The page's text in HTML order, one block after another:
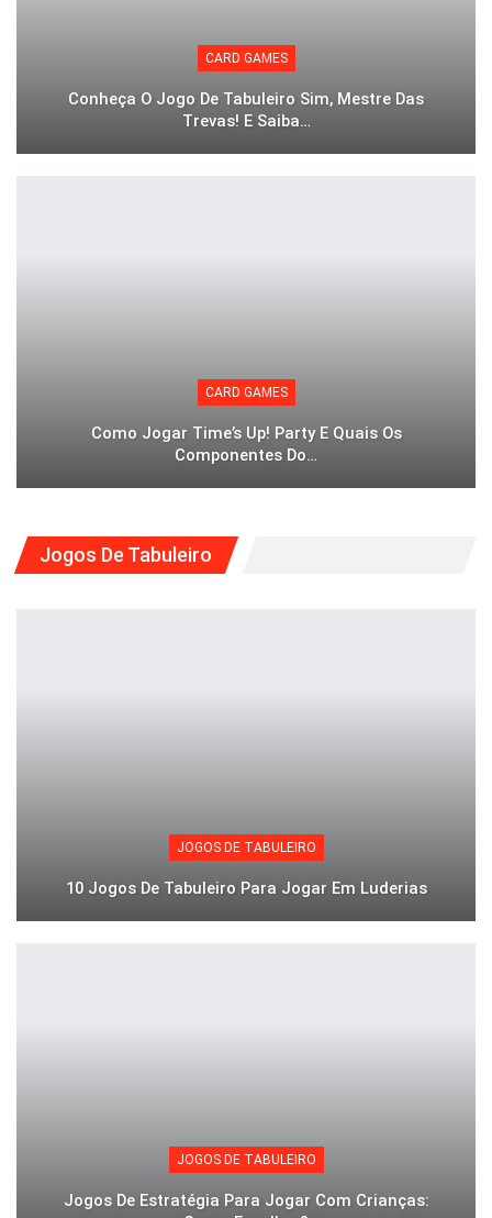
CARD GAMES
Conheça O Jogo De Tabuleiro Sim, Mestre Das
Trevas! E Saiba…
CARD GAMES
Como Jogar Time’s Up! Party E Quais Os
Componentes Do…
Jogos De Tabuleiro
JOGOS DE TABULEIRO
10 Jogos De Tabuleiro Para Jogar Em Luderias
JOGOS DE TABULEIRO
Jogos De Estratégia Para Jogar Com Crianças: